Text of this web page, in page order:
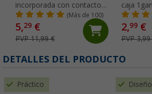
incorporada con contacto
de puesta a tierra antracita
(Más de 100)
5,29 €
PVP 11,99 €
caja
2,99€
PVP 3,99
DETALLES DEL PRODUCTO
Práctico